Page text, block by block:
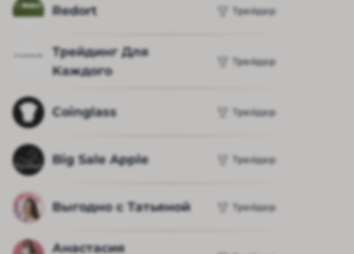
Redort Трейдер
Трейдинг Для
Каждого
Трейдер
Coinglass Трейдер
Big Sale Apple Трейдер
Выгодно с Татьяной Трейдер
Анастасия